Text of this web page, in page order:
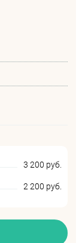
3 200 руб.
2 200 руб.